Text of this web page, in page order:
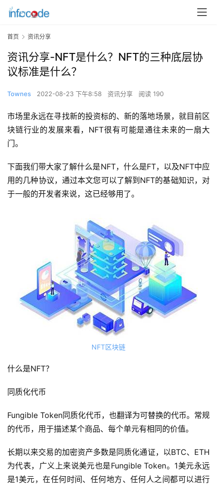
首页 资讯分享
资讯分享-NFT是什么？NFT的三种底层协
议标准是什么？
Townes 2022-08-23 下午8:58 资讯分享 阅读 190
市场里永远在寻找新的投资标的、新的落地场景，就目前区
块链行业的发展来看，NFT很有可能是通往未来的一扇大
门。
下面我们带大家了解什么是NFT，什么是FT，以及NFT中应
用的几种协议，通过本文您可以了解到NFT的基础知识，对
于一般的开发者来说，这已经够用了。
NFT区块链
什么是NFT？
同质化代币
Fungible Token同质化代币，也翻译为可替换的代币。常规
的代币，用于描述某个商品、每个单元有相同的价值。
长期以来交易的加密资产多数是同质化通证，以BTC、ETH
为代表，广义上来说美元也是Fungible Token。1美元永远
是1美元，在任何时间、任何地方、任何人之间都可以进行